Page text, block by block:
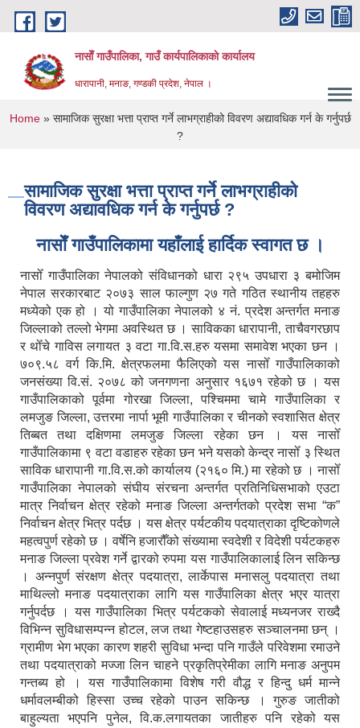
Skip to main content
नासाेँ गाउँपालिका, गाउँ कार्यपालिकाकाे कार्यालय
धारापानी, मनाङ, गण्डकी प्रदेश, नेपाल ।
You are here
Home» सामाजिक सुरक्षा भत्ता प्राप्त गर्ने लाभग्राहीको विवरण अद्यावधिक गर्न के गर्नुपर्छ
?
सामाजिक सुरक्षा भत्ता प्राप्त गर्ने लाभग्राहीको
विवरण अद्यावधिक गर्न के गर्नुपर्छ ?
नासाेँ गाउँपालिकामा यहाँलाई हार्दिक स्वागत छ ।
नासोँ गाउँपालिका नेपालको संविधानको धारा २९५ उपधारा ३ बमोजिम
नेपाल सरकारबाट २०७३ साल फाल्गुण २७ गते गठित स्थानीय तहहरु
मध्येको एक हो । यो गाउँपालिका नेपालको ४ नं. प्रदेश अन्तर्गत मनाङ
जिल्लाको तल्लो भेगमा अवस्थित छ । साविकका धारापानी‚ ताचैवगरछाप
र थोँचे गाविस लगायत ३ वटा गा.वि.स.हरु यसमा समावेश भएका छन ।
७०९.५८ वर्ग कि.मि. क्षेत्रफलमा फैलिएको यस नासोँ गाउँपालिकाको
जनसंख्या वि.सं. २०७८ को जनगणना अनुसार १६७१ रहेको छ । यस
गाउँपालिकाको पूर्वमा गोरखा जिल्ला, पश्चिममा चामे गाउँपालिका र
लमजुङ जिल्ला, उत्तरमा नार्पा भूमी गाउँपालिका र चीनको स्वशासित क्षेत्र
तिब्बत तथा दक्षिणमा लमजुङ जिल्ला रहेका छन । यस नासोँ
गाउँपालिकामा ९ वटा वडाहरु रहेका छन भने यसको केन्द्र नासोँ ३ स्थित
साविक धारापानी गा.वि.स.को कार्यालय (२१६० मि.) मा रहेको छ । नासोँ
गाउँपालिका नेपालको संघीय संरचना अन्तर्गत प्रतिनिधिसभाको एउटा
मात्र निर्वाचन क्षेत्र रहेको मनाङ जिल्ला अन्तर्गतको प्रदेश सभा “क”
निर्वाचन क्षेत्र भित्र पर्दछ । यस क्षेत्र पर्यटकीय पदयात्राका दृष्टिकोणले
महत्वपुर्ण रहेको छ । वर्षेनि हजारौँको संख्यामा स्वदेशी र विदेशी पर्यटकहरु
मनाङ जिल्ला प्रवेश गर्ने द्वारको रुपमा यस गाउँपालिकालाई लिन सकिन्छ
। अन्नपुर्ण संरक्षण क्षेत्र पदयात्रा, लार्केपास मनासलु पदयात्रा तथा
माथिल्लो मनाङ पदयात्राका लागि यस गाउँपालिका क्षेत्र भएर यात्रा
गर्नुपर्दछ । यस गाउँपालिका भित्र पर्यटकको सेवालाई मध्यनजर राख्दै
विभिन्न सुविधासम्पन्न होटल, लज तथा गेष्टहाउसहरु सञ्चालनमा छन् ।
ग्रामीण भेग भएका कारण शहरी सुविधा भन्दा पनि गाउँले परिवेशमा रमाउने
तथा पदयात्राको मज्जा लिन चाहने प्रकृतिप्रेमीका लागि मनाङ अनुपम
गन्तब्य हो । यस गाउँपालिकामा विशेष गरी वौद्ध र हिन्दु धर्म मान्ने
धर्मावलम्बीको हिस्सा उच्च रहेको पाउन सकिन्छ । गुरुङ जातीको
बाहुल्यता भएपनि पुनेल, वि.क.लगायतका जातीहरु पनि रहेको यस